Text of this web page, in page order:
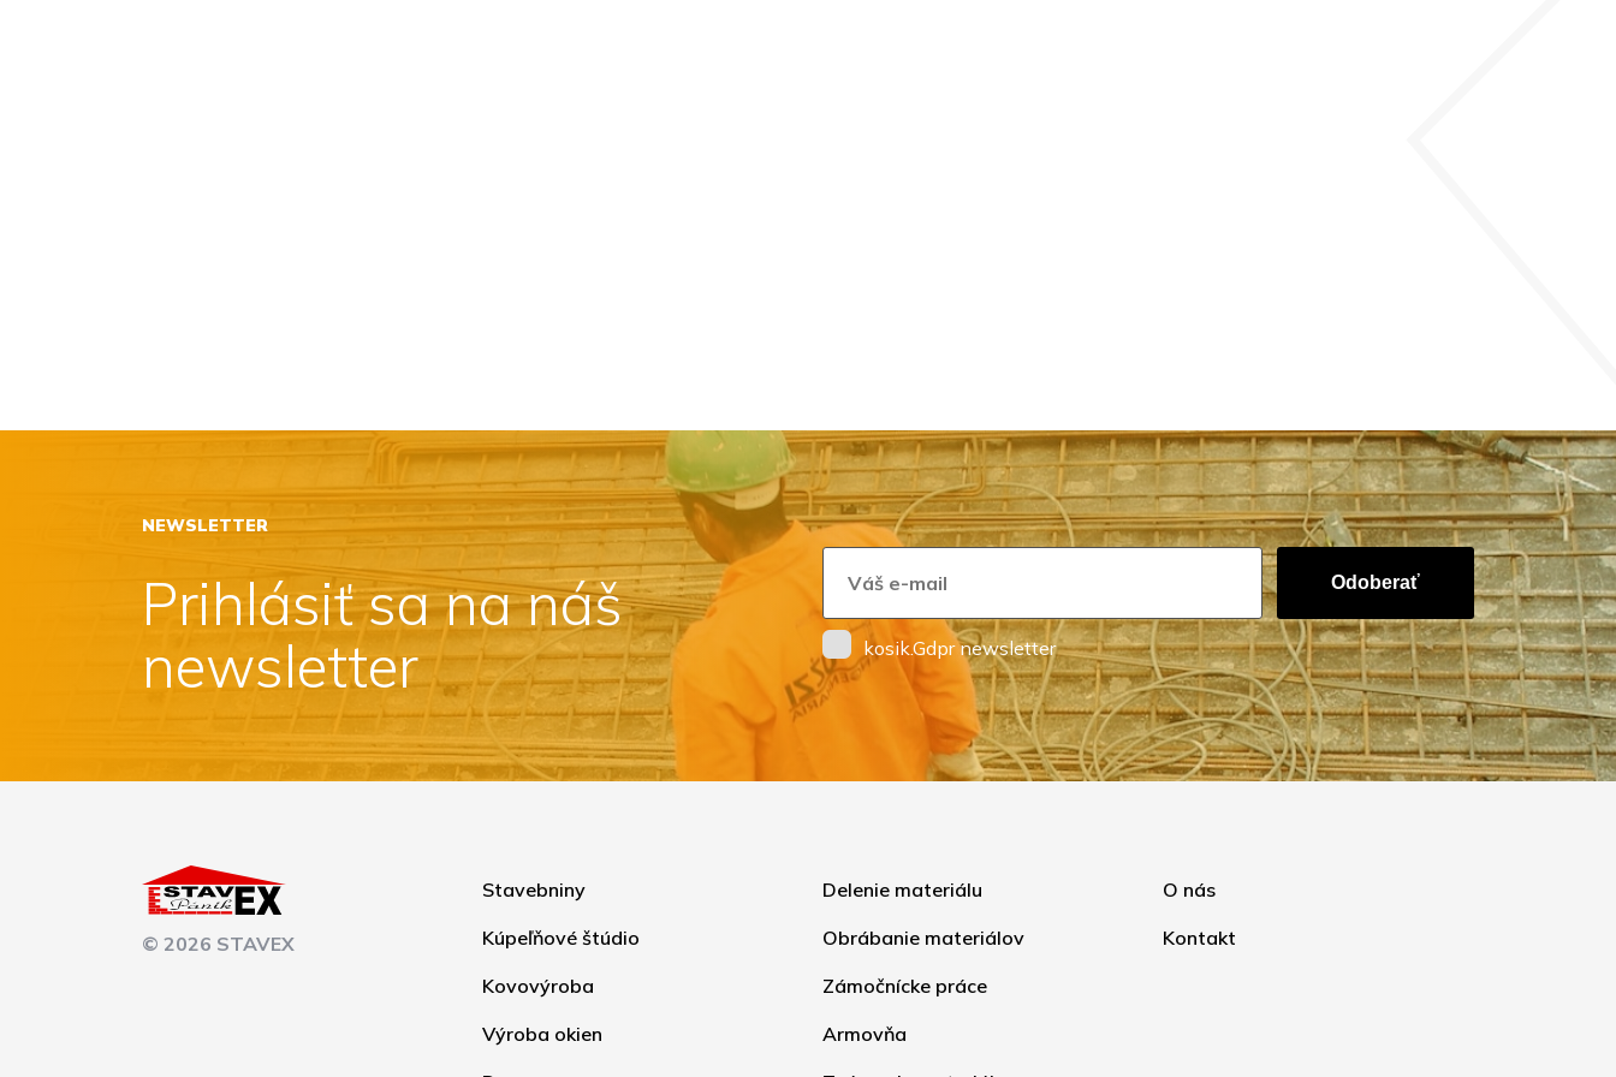
NEWSLETTER
Prihlásiť sa na náš
newsletter
Odoberať
kosik.Gdpr newsletter
© 2026 STAVEX
Stavebniny
Kúpeľňové štúdio
Kovovýroba
Výroba okien
Delenie materiálu
Obrábanie materiálov
Zámočnícke práce
Armovňa
O nás
Kontakt